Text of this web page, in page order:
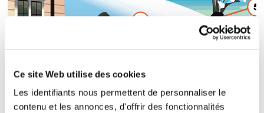
Ce site Web utilise des cookies
Les identifiants nous permettent de personnaliser le
contenu et les annonces, d'offrir des fonctionnalités